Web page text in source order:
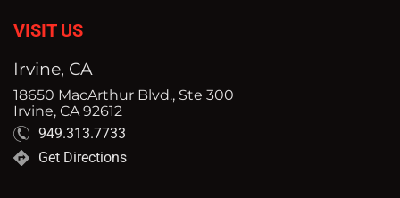
VISIT US
Irvine, CA
18650 MacArthur Blvd., Ste 300
Irvine, CA 92612
949.313.7733
Get Directions